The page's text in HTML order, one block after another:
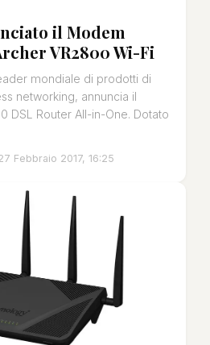
il Modem
VR2800 Wi-Fi
mondiale di prodotti di
networking, annuncia il
DSL Router All-in-One. Dotato
Febbraio 2017, 16:25